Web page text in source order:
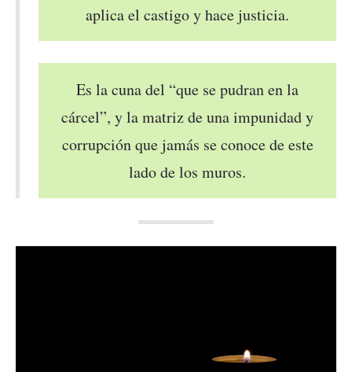
aplica el castigo y hace justicia.
Es la cuna del “que se pudran en la
cárcel”, y la matriz de una impunidad y
corrupción que jamás se conoce de este
lado de los muros.